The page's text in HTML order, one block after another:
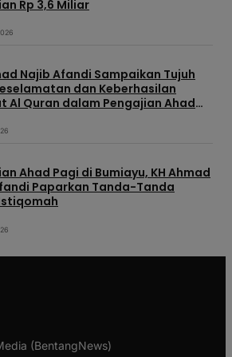
Rp 3,6 Miliar
Najib Afandi Sampaikan Tujuh
dan Keberhasilan
Al Quran dalam Pengajian Ahad
Ahad Pagi di Bumiayu, KH Ahmad
Paparkan Tanda-Tanda
(BentangNews)